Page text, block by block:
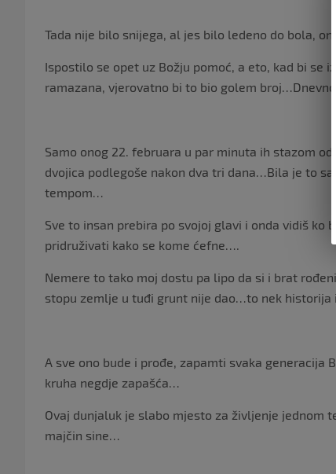
Tada nije bilo snijega, al jes bilo ledeno do bola,
Ispostilo se opet uz Božju pomoć, a eto, kad bi se
ramazana, vjerovatno bi to bio golem
Samo onog 22. februara u par minuta ih stazom
dvojica podlegoše nakon dva tri dana…Bila je to
tempom…
Sve to insan prebira po svojoj glavi i onda vidiš ko
pridruživati kako se kome ćefne….
Nemere to tako moj dostu pa lipo da si i brat
stopu zemlje u tuđi grunt nije dao…to nek
A sve ono bude i prođe, zapamti svaka generacija
kruha negdje zapašća…
Ovaj dunjaluk je slabo mjesto za življenje jednom
majčin sine…